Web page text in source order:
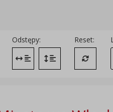
Odstępy:
Zmień odstęp między
Zmień interlinię i
Reset: